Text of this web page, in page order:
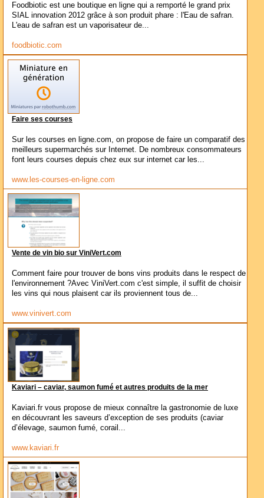
Foodbiotic est une boutique en ligne qui a remporté le grand prix
SIAL innovation 2012 grâce à son produit phare : l'Eau de safran.
L'eau de safran est un vaporisateur de...
foodbiotic.com
Faire ses courses
Sur les courses en ligne.com, on propose de faire un comparatif des
meilleurs supermarchés sur Internet. De nombreux consommateurs
font leurs courses depuis chez eux sur internet car les...
www.les-courses-en-ligne.com
Vente de vin bio sur ViniVert.com
Comment faire pour trouver de bons vins produits dans le respect de
l'environnement ?Avec ViniVert.com c'est simple, il suffit de choisir
les vins qui nous plaisent car ils proviennent tous de...
www.vinivert.com
Kaviari – caviar, saumon fumé et autres produits de la mer
Kaviari.fr vous propose de mieux connaître la gastronomie de luxe
en découvrant les saveurs d’exception de ses produits (caviar
d’élevage, saumon fumé, corail...
www.kaviari.fr